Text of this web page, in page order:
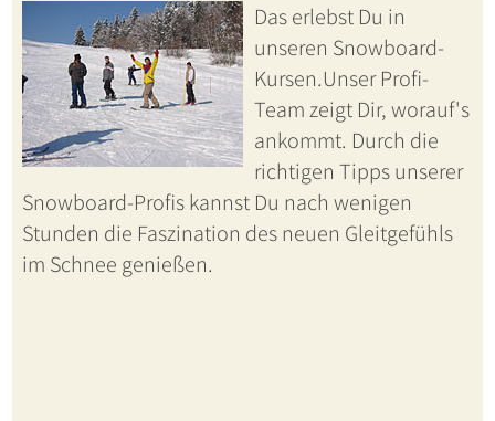
Das erlebst Du in
unseren Snowboard-
Kursen.Unser Profi-
Team zeigt Dir, worauf's
ankommt. Durch die
richtigen Tipps unserer
Snowboard-Profis kannst Du nach wenigen
Stunden die Faszination des neuen Gleitgefühls
im Schnee genießen.